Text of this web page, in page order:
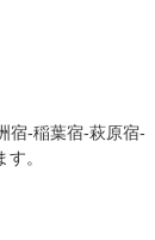
-稲葉宿-萩原宿-
。